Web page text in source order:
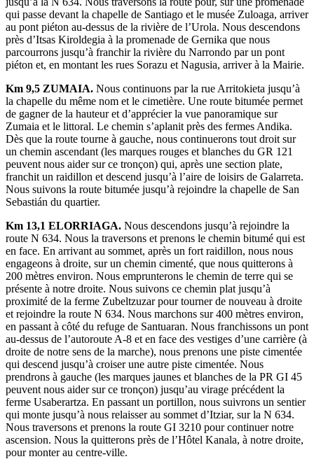
qui passe devant la chapelle de Santiago et le musée Zuloaga, arriver
au pont piéton au-dessus de la rivière de l’Urola. Nous descendons
près d’Itsas Kiroldegia à la promenade de Gernika que nous
parcourrons jusqu’à franchir la rivière du Narrondo par un pont
piéton et, en montant les rues Sorazu et Nagusia, arriver à la Mairie.
Km 9,5 ZUMAIA. Nous continuons par la rue Arritokieta jusqu’à
la chapelle du même nom et le cimetière. Une route bitumée permet
de gagner de la hauteur et d’apprécier la vue panoramique sur
Zumaia et le littoral. Le chemin s’aplanit près des fermes Andika.
Dès que la route tourne à gauche, nous continuerons tout droit sur
un chemin ascendant (les marques rouges et blanches du GR 121
peuvent nous aider sur ce tronçon) qui, après une section plate,
franchit un raidillon et descend jusqu’à l’aire de loisirs de Galarreta.
Nous suivons la route bitumée jusqu’à rejoindre la chapelle de San
Sebastián du quartier.
Km 13,1 ELORRIAGA. Nous descendons jusqu’à rejoindre la
route N 634. Nous la traversons et prenons le chemin bitumé qui est
en face. En arrivant au sommet, après un fort raidillon, nous nous
engageons à droite, sur un chemin cimenté, que nous quitterons à
200 mètres environ. Nous emprunterons le chemin de terre qui se
présente à notre droite. Nous suivons ce chemin plat jusqu’à
proximité de la ferme Zubeltzuzar pour tourner de nouveau à droite
et rejoindre la route N 634. Nous marchons sur 400 mètres environ,
en passant à côté du refuge de Santuaran. Nous franchissons un pont
au-dessus de l’autoroute A-8 et en face des vestiges d’une carrière (à
droite de notre sens de la marche), nous prenons une piste cimentée
qui descend jusqu’à croiser une autre piste cimentée. Nous
prendrons à gauche (les marques jaunes et blanches de la PR GI 45
peuvent nous aider sur ce tronçon) jusqu’au virage précédent la
ferme Usaberartza. En passant un portillon, nous suivrons un sentier
qui monte jusqu’à nous relaisser au sommet d’Itziar, sur la N 634.
Nous traversons et prenons la route GI 3210 pour continuer notre
ascension. Nous la quitterons près de l’Hôtel Kanala, à notre droite,
pour monter au centre-ville.